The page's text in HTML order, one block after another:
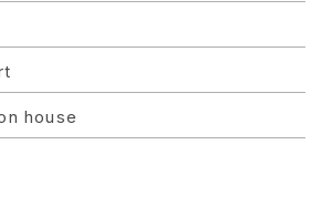
house